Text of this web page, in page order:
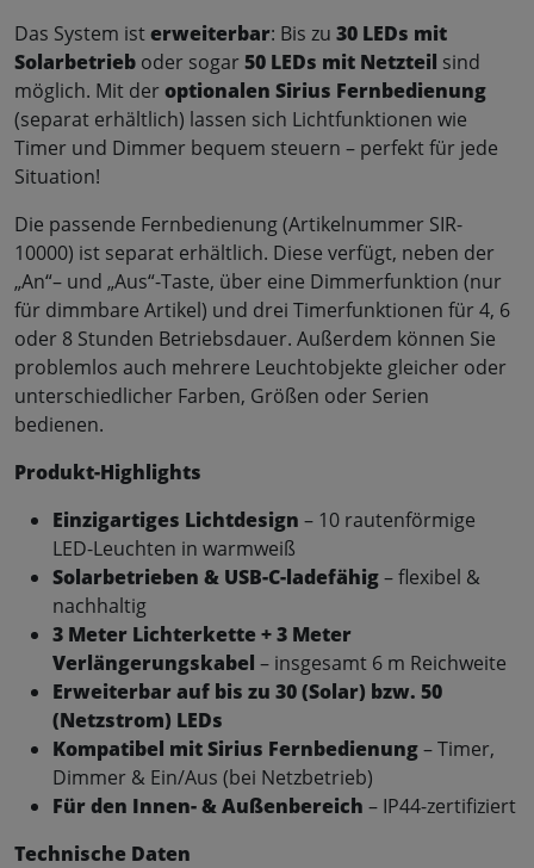
Das System isterweiterbar: Bis zu 30 LEDs mit
Solarbetrieb oder sogar50 LEDs mit Netzteil sind
möglich. Mit deroptionalen Sirius Fernbedienung
(separat erhältlich) lassen sich Lichtfunktionen wie
Timer und Dimmer bequem steuern – perfekt für jede
Situation!
Die passende Fernbedienung (Artikelnummer SIR-
10000) ist separat erhältlich. Diese verfügt, neben der
„An“– und „Aus“-Taste, über eine Dimmerfunktion (nur
für dimmbare Artikel) und drei Timerfunktionen für 4, 6
oder 8 Stunden Betriebsdauer. Außerdem können Sie
problemlos auch mehrere Leuchtobjekte gleicher oder
unterschiedlicher Farben, Größen oder Serien
bedienen.
Produkt-Highlights
Einzigartiges Lichtdesign – 10 rautenförmige
LED-Leuchten in warmweiß
Solarbetrieben & USB-C-ladefähig– flexibel &
nachhaltig
3 Meter Lichterkette + 3 Meter
Verlängerungskabel – insgesamt 6 m Reichweite
Erweiterbar auf bis zu 30 (Solar) bzw. 50
(Netzstrom) LEDs
Kompatibel mit Sirius Fernbedienung– Timer,
Dimmer & Ein/Aus (bei Netzbetrieb)
Für den Innen- & Außenbereich – IP44-zertifiziert
Technische Daten